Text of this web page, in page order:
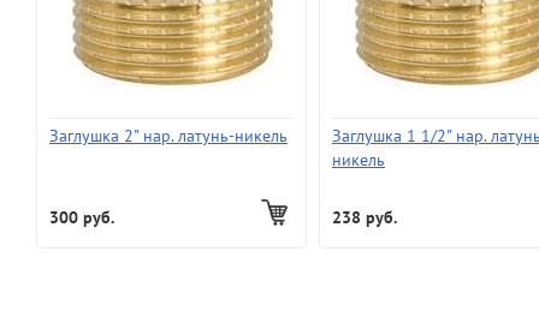
Заглушка 2" нар. латунь-никель
300 руб.
Заглушка 1 1/2" нар.
никель
238 руб.